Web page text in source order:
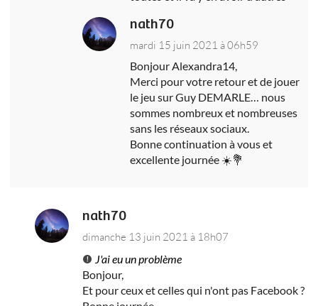
nath70
mardi 15 juin 2021 à 06h59
Bonjour Alexandra14,
Merci pour votre retour et de jouer
le jeu sur Guy DEMARLE… nous
sommes nombreux et nombreuses
sans les réseaux sociaux.
Bonne continuation à vous et
excellente journée ☀️💐
nath70
dimanche 13 juin 2021 à 18h07
J'ai eu un problème
Bonjour,
Et pour ceux et celles qui n'ont pas Facebook ?